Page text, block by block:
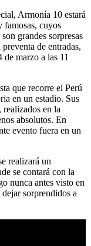
Armonía 10 estará
famosas, cuyos
grandes sorpresas
de entradas,
marzo a las 11
que recorre el Perú
en un estadio. Sus
en la
absolutos. En
evento fuera en un
realizará un
se contará con la
nunca antes visto en
sorprendidos a